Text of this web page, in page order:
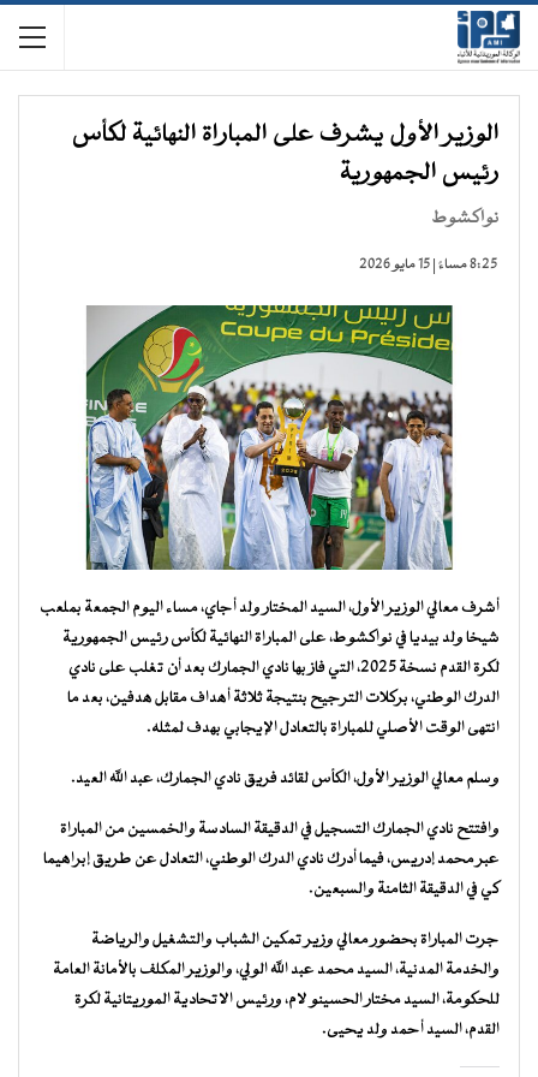
الوزير الأول يشرف على المباراة النهائية لكأس
رئيس الجمهورية
نواكشوط
8:25 مساءً | 15 مايو 2026
أشرف معالي الوزير الأول، السيد المختار ولد أجاي، مساء اليوم الجمعة بملعب
شيخا ولد بيديا في نواكشوط، على المباراة النهائية لكأس رئيس الجمهورية
لكرة القدم نسخة 2025، التي فاز بها نادي الجمارك بعد أن تغلب على نادي
الدرك الوطني، بركلات الترجيح بنتيجة ثلاثة أهداف مقابل هدفين، بعد ما
انتهى الوقت الأصلي للمباراة بالتعادل الإيجابي بهدف لمثله.
وسلم معالي الوزير الأول، الكأس لقائد فريق نادي الجمارك، عبد الله العيد.
وافتتح نادي الجمارك التسجيل في الدقيقة السادسة والخمسين من المباراة
عبر محمد إدريس، فيما أدرك نادي الدرك الوطني، التعادل عن طريق إبراهيما
كي في الدقيقة الثامنة والسبعين.
جرت المباراة بحضور معالي وزير تمكين الشباب والتشغيل والرياضة
والخدمة المدنية، السيد محمد عبد الله الولي، والوزير المكلف بالأمانة العامة
للحكومة، السيد مختار الحسينو لام، ورئيس الاتحادية الموريتانية لكرة
القدم، السيد أحمد ولد يحيى.